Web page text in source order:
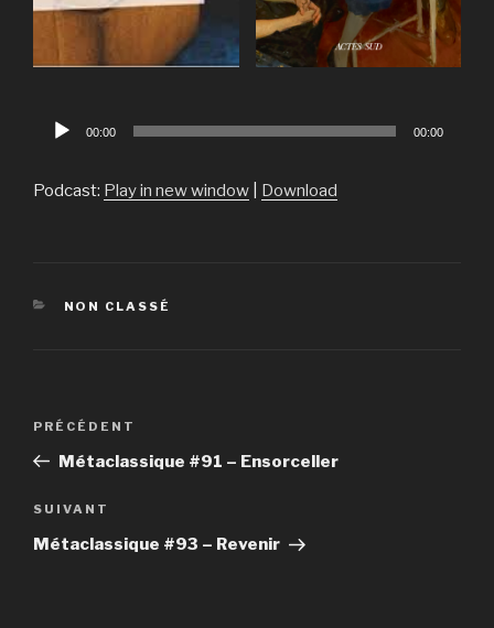
Lecteur
00:00 00:00
Podcast: Play in new window Download
CATÉGORIES
NON CLASSÉ
Navigation
Article
précédent
PRÉCÉDENT
Métaclassique #91 – Ensorceller
Article
suivant
SUIVANT
Métaclassique #93 – Revenir